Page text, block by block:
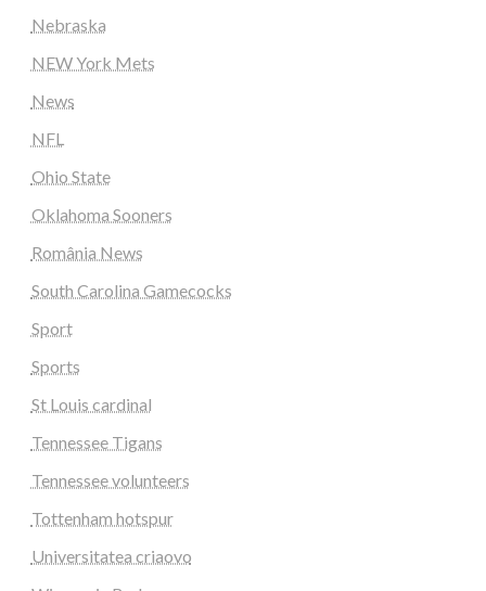
Nebraska
NEW York Mets
News
NFL
Ohio State
Oklahoma Sooners
România News
South Carolina Gamecocks
Sport
Sports
St Louis cardinal
Tennessee Tigans
Tennessee volunteers
Tottenham hotspur
Universitatea criaovo